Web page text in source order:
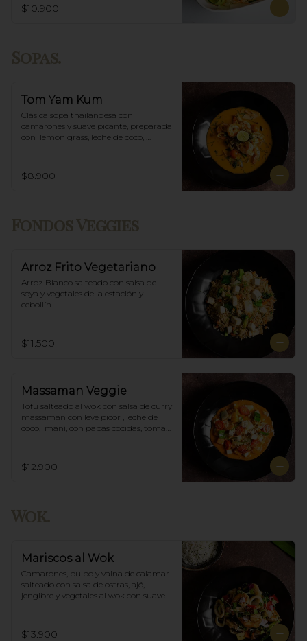
$10.900
Tom Yam Kum
Clásica sopa thailandesa con
camarones y suave picante, preparada
con  lemon grass, leche de coco,
$8.900
Arroz Frito Vegetariano
Arroz Blanco salteado con salsa de
soya y vegetales de la estación y
cebollín.
$11.500
Massaman Veggie
Tofu salteado al wok con salsa de curry
massaman con leve picor , leche de
coco,  maní, con papas cocidas, tomate
$12.900
Mariscos al Wok
Camarones, pulpo y vaina de calamar
salteado con salsa de ostras, ajó,
jengibre y vegetales al wok con suave
$13.900